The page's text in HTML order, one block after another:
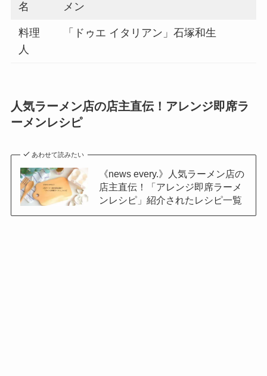
名
メン
料理
人
「ドゥエ イタリアン」石塚和生
人気ラーメン店の店主直伝！アレンジ即席ラ
ーメンレシピ
あわせて読みたい
《news every.》人気ラーメン店の
店主直伝！「アレンジ即席ラーメ
ンレシピ」紹介されたレシピ一覧